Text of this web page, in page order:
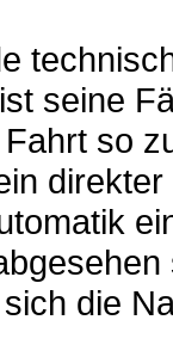
seine
so
die